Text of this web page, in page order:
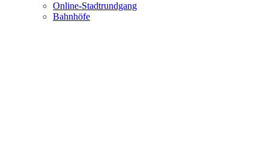
Online-Stadtrundgang
Bahnhöfe